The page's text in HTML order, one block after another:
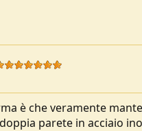
è che veramente
parete in acciaio